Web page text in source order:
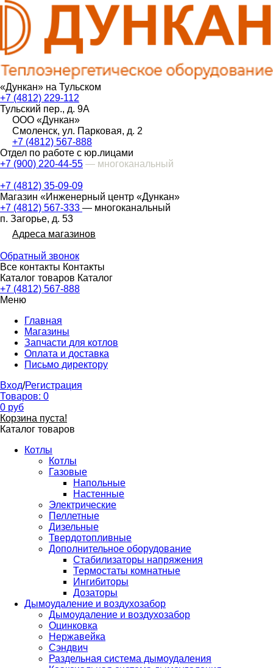
«Дункан» на Тульском
+7 (4812) 229-112
Тульский пер., д. 9А
ООО «Дункан»
Смоленск, ул. Парковая, д. 2
+7 (4812) 567-888
Отдел по работе с юр.лицами
+7 (900) 220-44-55 — многоканальный
+7 (4812) 35-09-09
Магазин «Инженерный центр «Дункан»
+7 (4812) 567-333 — многоканальный
п. Загорье, д. 53
Адреса магазинов
Обратный звонок
Все контакты Контакты
Каталог товаров Каталог
+7 (4812) 567-888
Меню
Главная
Магазины
Запчасти для котлов
Оплата и доставка
Письмо директору
Вход/Регистрация
Товаров: 0
0 руб
Корзина пуста!
Каталог товаров
Котлы
Котлы
Газовые
Напольные
Настенные
Электрические
Пеллетные
Дизельные
Твердотопливные
Дополнительное оборудование
Стабилизаторы напряжения
Термостаты комнатные
Ингибиторы
Дозаторы
Дымоудаление и воздухозабор
Дымоудаление и воздухозабор
Оцинковка
Нержавейка
Сэндвич
Раздельная система дымоудаления